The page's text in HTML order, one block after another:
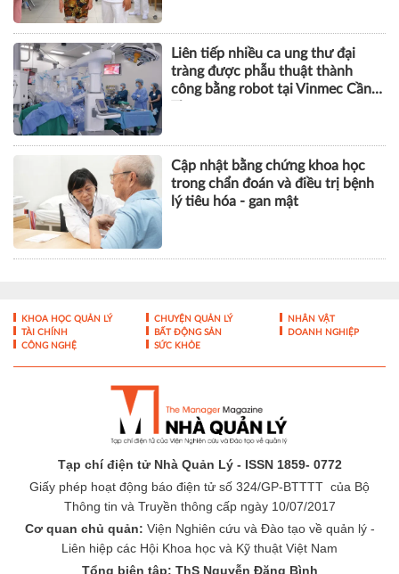
Tưởng mất khả năng đi lại, cụ bà
phục hồi thần kì sau thay khớp
gối bằng robot CORI
Liên tiếp nhiều ca ung thư đại
tràng được phẫu thuật thành
công bằng robot tại Vinmec Cần
lý tiêu hóa - gan mật
KHOA HỌC QUẢN LÝ CHUYỆN QUẢN LÝ
NHÂN VẬT
CÔNG NGHỆ
SỨC KHỎE